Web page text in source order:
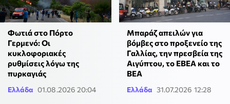
Φωτιά στο Πόρτο
Γερμενό: Οι
κυκλοφοριακές
ρυθμίσεις λόγω της
πυρκαγιάς
Ελλάδα 01.08.2026 20:04
Μπαράζ απειλών για
βόμβες στο προξενείο της
Γαλλίας, την πρεσβεία της
Αιγύπτου, το ΕΒΕΑ και το
ΒΕΑ
Ελλάδα 31.07.2026 12:28